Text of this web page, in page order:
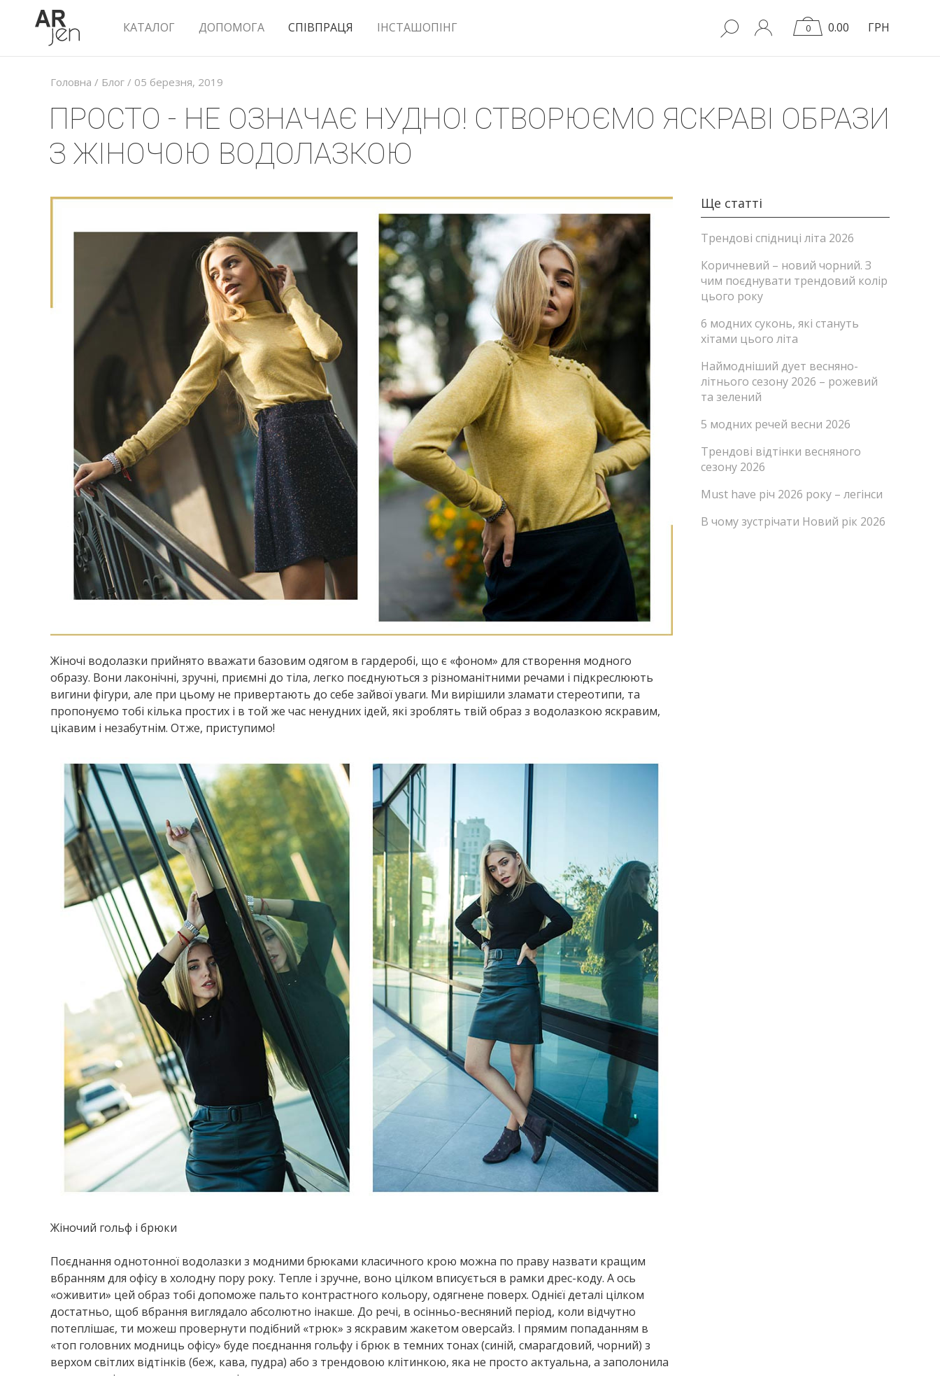
КАТАЛОГ ДОПОМОГА СПІВПРАЦЯ ІНСТАШОПІНГ 0 0.00 ГРН
Головна / Блог / 05 березня, 2019
ПРОСТО - НЕ ОЗНАЧАЄ НУДНО! СТВОРЮЄМО ЯСКРАВІ ОБРАЗИ
З ЖІНОЧОЮ ВОДОЛАЗКОЮ
Жіночі водолазки прийнято вважати базовим одягом в гардеробі, що є «фоном» для створення модного
образу. Вони лаконічні, зручні, приємні до тіла, легко поєднуються з різноманітними речами і підкреслюють
вигини фігури, але при цьому не привертають до себе зайвої уваги. Ми вирішили зламати стереотипи, та
пропонуємо тобі кілька простих і в той же час ненудних ідей, які зроблять твій образ з водолазкою яскравим,
цікавим і незабутнім. Отже, приступимо!
Жіночий гольф і брюки
Поєднання однотонної водолазки з модними брюками класичного крою можна по праву назвати кращим
вбранням для офісу в холодну пору року. Тепле і зручне, воно цілком вписується в рамки дрес-коду. А ось
«оживити» цей образ тобі допоможе пальто контрастного кольору, одягнене поверх. Однієї деталі цілком
достатньо, щоб вбрання виглядало абсолютно інакше. До речі, в осінньо-весняний період, коли відчутно
потеплішає, ти можеш провернути подібний «трюк» з яскравим жакетом оверсайз. І прямим попаданням в
«топ головних модниць офісу» буде поєднання гольфу і брюк в темних тонах (синій, смарагдовий, чорний) з
верхом світлих відтінків (беж, кава, пудра) або з трендовою клітинкою, яка не просто актуальна, а заполонила
Ще статті
Трендові спідниці літа 2026
Коричневий – новий чорний. З
чим поєднувати трендовий колір
цього року
6 модних суконь, які стануть
хітами цього літа
Наймодніший дует весняно-
літнього сезону 2026 – рожевий
та зелений
5 модних речей весни 2026
Трендові відтінки весняного
сезону 2026
Must have річ 2026 року – легінси
В чому зустрічати Новий рік 2026